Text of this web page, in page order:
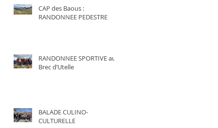
CAP des Baous :
RANDONNEE PEDESTRE
RANDONNEE SPORTIVE au
Brec d’Utelle
BALADE CULINO-
CULTURELLE